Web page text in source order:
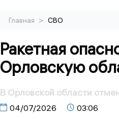
Главная > СВО
Ракетная
Орловскую
В Орловской области
04/07/2026 03:06